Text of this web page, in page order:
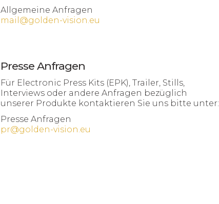
Allgemeine Anfragen
mail@golden-vision.eu
Presse Anfragen
Für Electronic Press Kits (EPK), Trailer, Stills,
Interviews oder andere Anfragen bezüglich
unserer Produkte kontaktieren Sie uns bitte unter:
Presse Anfragen
pr@golden-vision.eu